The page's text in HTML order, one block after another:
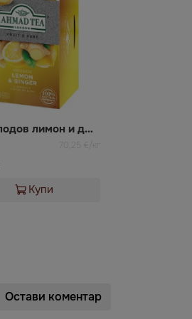
Чай плодов лимон и джинджифил 20*2гр Ахмад
70,25 €/кг
Купи
Остави коментар